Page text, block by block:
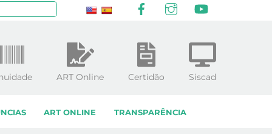
ART ONLINE TRANSPARÊNCIA
ART Online Certidão Siscad